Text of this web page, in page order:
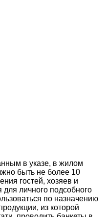
в указе, в жилом
быть не более 10
гостей, хозяев и
личного подсобного
по назначению
из которой